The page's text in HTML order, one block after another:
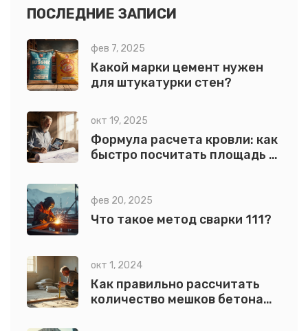
ПОСЛЕДНИЕ ЗАПИСИ
фев 7, 2025
Какой марки цемент нужен
для штукатурки стен?
окт 19, 2025
Формула расчета кровли: как
быстро посчитать площадь и
фев 20, 2025
Что такое метод сварки 111?
окт 1, 2024
Как правильно рассчитать
количество мешков бетона